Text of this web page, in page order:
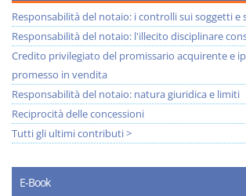
Responsabilità del notaio: i controlli sui soggetti
Responsabilità del notaio: l'illecito disciplinare
Credito privilegiato del promissario acquirente e
promesso in vendita
Responsabilità del notaio: natura giuridica e limiti
Reciprocità delle concessioni
Tutti gli ultimi contributi >
E-Book